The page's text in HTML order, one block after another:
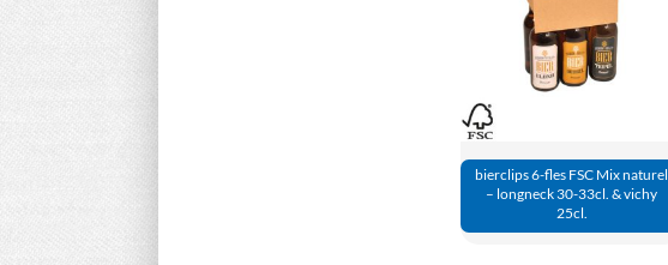
bierclips 6-fles FSC Mix naturel
– longneck 30-33cl. & vichy
25cl.